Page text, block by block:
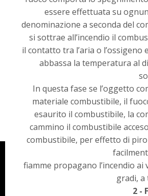
essere effettuata su
denominazione a seconda del
si sottrae all’incendio il
il contatto tra l’aria o
abbassa la temperatura al
In questa fase se l’oggetto
materiale combustibile, il
esaurito il combustibile, la
cammino il combustibile
combustibile, per effetto di
fiamme propagano l’incendio
gradi, a
2 -